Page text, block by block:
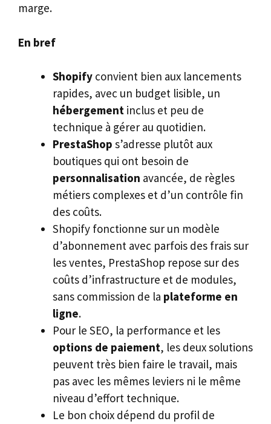
marge.
En bref
Shopify convient bien aux lancements
rapides, avec un budget lisible, un
hébergement inclus et peu de
technique à gérer au quotidien.
PrestaShop s’adresse plutôt aux
boutiques qui ont besoin de
personnalisation avancée, de règles
métiers complexes et d’un contrôle fin
des coûts.
Shopify fonctionne sur un modèle
d’abonnement avec parfois des frais sur
les ventes, PrestaShop repose sur des
coûts d’infrastructure et de modules,
sans commission de la plateforme en
ligne.
Pour le SEO, la performance et les
options de paiement, les deux solutions
peuvent très bien faire le travail, mais
pas avec les mêmes leviers ni le même
niveau d’effort technique.
Le bon choix dépend du profil de